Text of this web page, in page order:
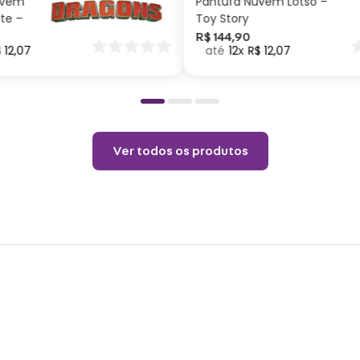
–
12,07
Toy Story
R$ 144,90
12 R$ 12,07
Ver todos os produtos